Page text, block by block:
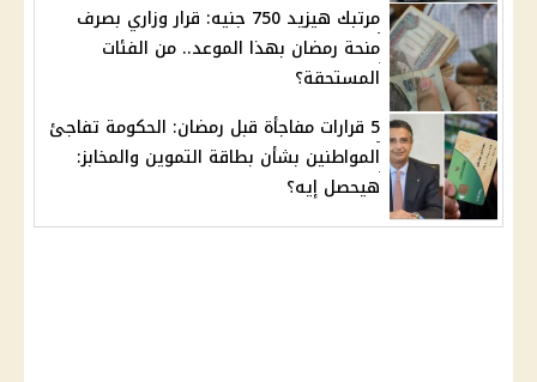
مرتبك هيزيد 750 جنيه: قرار وزاري بصرف
منحة رمضان بهذا الموعد.. من الفئات
المستحقة؟
5 قرارات مفاجأة قبل رمضان: الحكومة تفاجئ
المواطنين بشأن بطاقة التموين والمخابز:
هيحصل إيه؟